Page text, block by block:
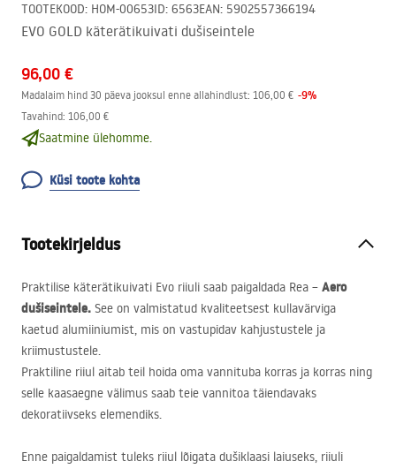
TOOTEKOOD: HOM-00653ID: 6563EAN: 5902557366194
EVO GOLD käterätikuivati ​​dušiseintele
96,00 €
Madalaim hind 30 päeva jooksul enne allahindlust: 106,00 € -9%
Tavahind: 106,00 €
Saatmine ülehomme.
Küsi toote kohta
Tootekirjeldus
Praktilise käterätikuivati ​​Evo riiuli saab paigaldada Rea – Aero
dušiseintele. See on valmistatud kvaliteetsest kullavärviga
kaetud alumiiniumist, mis on vastupidav kahjustustele ja
kriimustustele.
Praktiline riiul aitab teil hoida oma vannituba korras ja korras ning
selle kaasaegne välimus saab teie vannitoa täiendavaks
dekoratiivseks elemendiks.
Enne paigaldamist tuleks riiul lõigata dušiklaasi laiuseks, riiuli